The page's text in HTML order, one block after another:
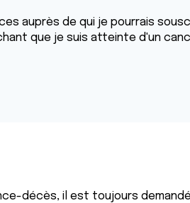
auprès de qui je pourrais
que je suis atteinte d'un
décès, il est toujours